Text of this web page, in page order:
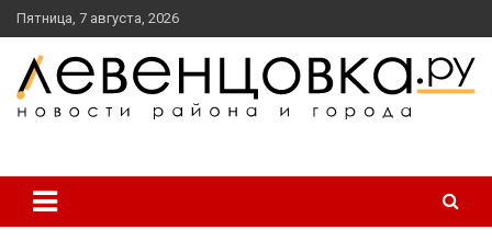
перейти
к
содержанию
Пятница, 7 августа, 2026